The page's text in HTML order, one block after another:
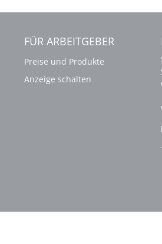
FÜR ARBEITGEBER
Preise und Produkte
Anzeige schalten